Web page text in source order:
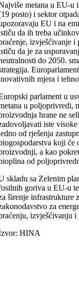
metana u EU-u
posto) i sektor
EU i na
da ih treba
izvješćivanje i
da je za
do 2050.
mjera i
parlament u
u poljoprivredi,
hrane ne
iste
od rješenja
koji će
a kao
od
skladu sa Zelenim
goriva u EU-u
širenje infrastrukture
za
izvješćivanju i
HINA